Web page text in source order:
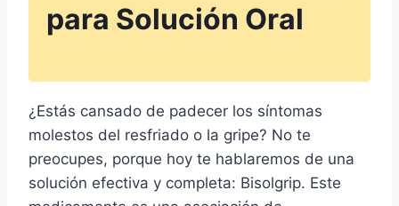
para Solución Oral
¿Estás cansado de padecer los síntomas
molestos del resfriado o la gripe? No te
preocupes, porque hoy te hablaremos de una
solución efectiva y completa: Bisolgrip. Este